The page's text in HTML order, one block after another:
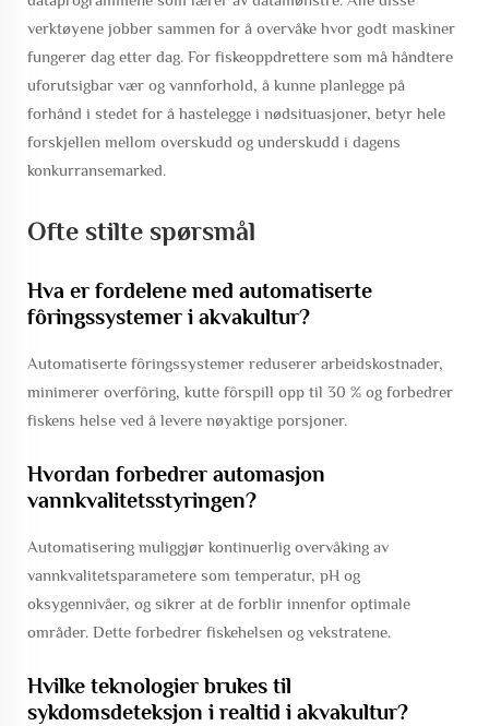
verktøyene jobber sammen for å overvåke hvor godt maskiner
fungerer dag etter dag. For fiskeoppdrettere som må håndtere
uforutsigbar vær og vannforhold, å kunne planlegge på
forhånd i stedet for å hastelegge i nødsituasjoner, betyr hele
forskjellen mellom overskudd og underskudd i dagens
konkurransemarked.
Ofte stilte spørsmål
Hva er fordelene med automatiserte
fôringssystemer i akvakultur?
Automatiserte fôringssystemer reduserer arbeidskostnader,
minimerer overfôring, kutte fôrspill opp til 30 % og forbedrer
fiskens helse ved å levere nøyaktige porsjoner.
Hvordan forbedrer automasjon
vannkvalitetsstyringen?
Automatisering muliggjør kontinuerlig overvåking av
vannkvalitetsparametere som temperatur, pH og
oksygennivåer, og sikrer at de forblir innenfor optimale
områder. Dette forbedrer fiskehelsen og vekstratene.
Hvilke teknologier brukes til
sykdomsdeteksjon i realtid i akvakultur?